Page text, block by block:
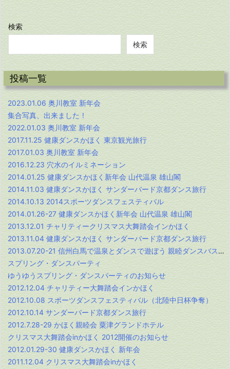
検索
検索
投稿一覧
2023.01.06 奥川教室 新年会
集合写真、出来ました！
2022.01.03 奥川教室 新年会
2017.11.25 健康ダンスかほく 東京観光旅行
2017.01.03 奥川教室 新年会
2016.12.23 穴水のイルミネーション
2014.01.25 健康ダンスかほく新年会 山代温泉 雄山閣
2014.11.03 健康ダンスかほく サンダーバード京都ダンス旅行
2014.10.13 2014スポーツダンスフェスティバル
2014.01.26-27 健康ダンスかほく新年会 山代温泉 雄山閣
2013.12.01 チャリティークリスマス大舞踏会インかほく
2013.11.04 健康ダンスかほく サンダーバード京都ダンス旅行
2013.07.20-21 信州白馬で温泉とダンスで遊ぼう 親睦ダンスバス旅行
スプリング・ダンスパーティ
ゆうゆうスプリング・ダンスパーティのお知らせ
2012.12.04 チャリティー大舞踏会インかほく
2012.10.08 スポーツダンスフェスティバル（北陸中日杯争奪）
2012.10.14 サンダーバード京都ダンス旅行
2012.7.28-29 かほく親睦会 粟津グランドホテル
クリスマス大舞踏会inかほく 2012開催のお知らせ
2012.01.29-30 健康ダンスかほく 新年会
2011.12.04 クリスマス大舞踏会inかほく